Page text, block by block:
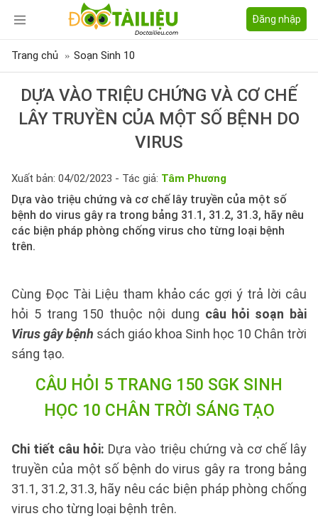
Đăng nhập
Trang chủ Soạn Sinh 10
DỰA VÀO TRIỆU CHỨNG VÀ CƠ CHẾ
LÂY TRUYỀN CỦA MỘT SỐ BỆNH DO
VIRUS
Xuất bản: 04/02/2023 - Tác giả: Tâm Phương
Dựa vào triệu chứng và cơ chế lây truyền của một số
bệnh do virus gây ra trong bảng 31.1, 31.2, 31.3, hãy nêu
các biện pháp phòng chống virus cho từng loại bệnh
trên.
Cùng Đọc Tài Liệu tham khảo các gợi ý trả lời câu
hỏi 5 trang 150 thuộc nội dung câu hỏi soạn bài
Virus gây bệnh sách giáo khoa Sinh học 10 Chân trời
sáng tạo.
CÂU HỎI 5 TRANG 150 SGK SINH
HỌC 10 CHÂN TRỜI SÁNG TẠO
Chi tiết câu hỏi: Dựa vào triệu chứng và cơ chế lây
truyền của một số bệnh do virus gây ra trong bảng
31.1, 31.2, 31.3, hãy nêu các biện pháp phòng chống
virus cho từng loại bệnh trên.